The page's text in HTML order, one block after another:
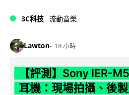
3C科技 流動音樂
Lawton 18 小時
【評測】Sony IER-
耳機：現場拍攝、後